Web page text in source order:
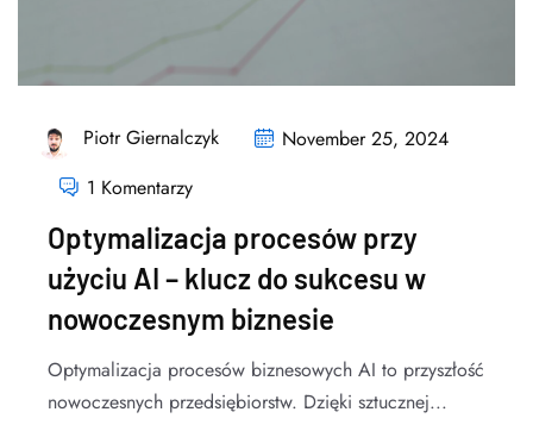
Piotr Giernalczyk
November 25, 2024
1 Komentarzy
Optymalizacja procesów przy
użyciu AI – klucz do sukcesu w
nowoczesnym biznesie
Optymalizacja procesów biznesowych AI to przyszłość
nowoczesnych przedsiębiorstw. Dzięki sztucznej...